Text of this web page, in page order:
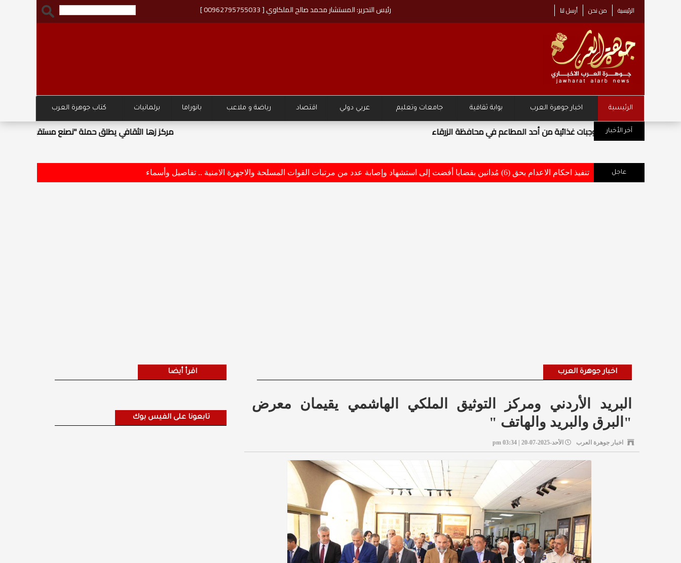
الرئيسية من نحن أرسل لنا رئيس التحرير: المستشار محمد صالح الملكاوي [ 00962795755033 ]
الرئيسية اخبار جوهرة العرب بوابة ثقافية جامعات وتعليم عربي دولي اقتصاد رياضة و ملاعب بانوراما برلمانيات كتاب جوهرة العرب
آخر الأخبار مركز زها الثقافي يطلق حملة "نصنع مستقبل اليافعين والشباب"
عاجل تنفيذ احكام الاعدام بحق (6) مُدانين بقضايا أفضت إلى استشهاد وإصابة عدد من مرتبات القوات المسلحة والاجهزة الامنية .. تفاصيل وأسماء
اخبار جوهرة العرب
البريد الأردني ومركز التوثيق الملكي الهاشمي يقيمان معرض
"البرق والبريد والهاتف "
اخبار جوهرة العرب الأحد-2025-07-20 | 03:34 pm
اقرأ أيضا
تابعونا على الفيس بوك